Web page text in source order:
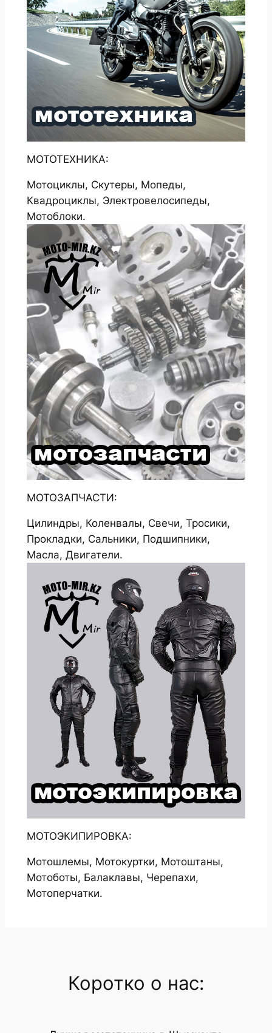
МОТОТЕХНИКА:
Мотоциклы, Скутеры, Мопеды,
Квадроциклы, Электровелосипеды,
Мотоблоки.
МОТОЗАПЧАСТИ:
Цилиндры, Коленвалы, Свечи, Тросики,
Прокладки, Сальники, Подшипники,
Масла, Двигатели.
МОТОЭКИПИРОВКА:
Мотошлемы, Мотокуртки, Мотоштаны,
Мотоботы, Балаклавы, Черепахи,
Мотоперчатки.
Коротко о нас: